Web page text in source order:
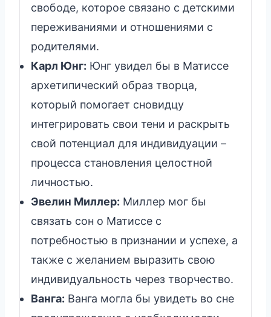
свободе, которое связано с детскими
переживаниями и отношениями с
родителями.
Карл Юнг: Юнг увидел бы в Матиссе
архетипический образ творца,
который помогает сновидцу
интегрировать свои тени и раскрыть
свой потенциал для индивидуации –
процесса становления целостной
личностью.
Эвелин Миллер: Миллер мог бы
связать сон о Матиссе с
потребностью в признании и успехе, а
также с желанием выразить свою
индивидуальность через творчество.
Ванга: Ванга могла бы увидеть во сне